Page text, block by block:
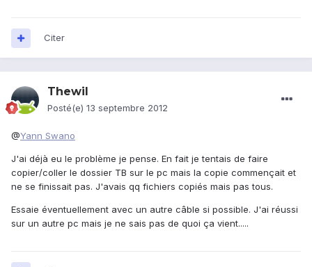
Citer
Thewil
Posté(e) 13 septembre 2012
@Yann Swano
J'ai déjà eu le problème je pense. En fait je tentais de faire
copier/coller le dossier TB sur le pc mais la copie commençait et
ne se finissait pas. J'avais qq fichiers copiés mais pas tous.
Essaie éventuellement avec un autre câble si possible. J'ai réussi
sur un autre pc mais je ne sais pas de quoi ça vient.....